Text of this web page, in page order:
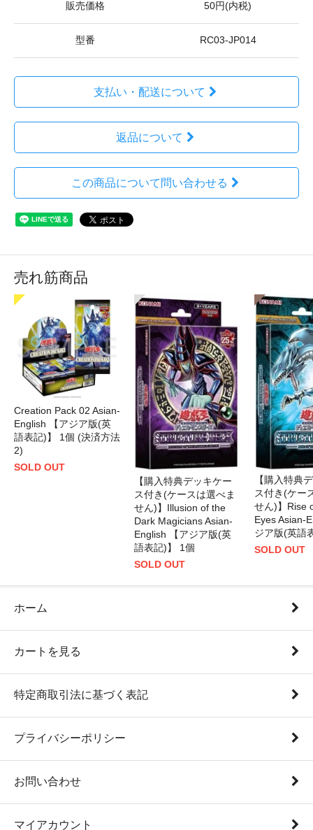
販売価格 50円(内税)
型番 RC03-JP014
支払い・配送について
返品について
この商品について問い合わせる
売れ筋商品
Creation Pack 02 Asian-
English 【アジア版(英
語表記)】 1個 (決済方法
2)
SOLD OUT
【購入特典デッキケー
ス付き(ケースは選べま
せん)】Illusion of the
Dark Magicians Asian-
English 【アジア版(英
語表記)】 1個
SOLD OUT
【購入特典
ス付き(ケー
せん)】Rise
Eyes Asian-
ジア版(英語
SOLD OUT
ホーム
カートを見る
特定商取引法に基づく表記
プライバシーポリシー
お問い合わせ
マイアカウント